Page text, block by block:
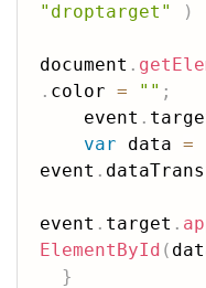
"droptarget"
)
document .
. color = "" ;
    event
.
var data =
event .
event . target .
ElementById (
}